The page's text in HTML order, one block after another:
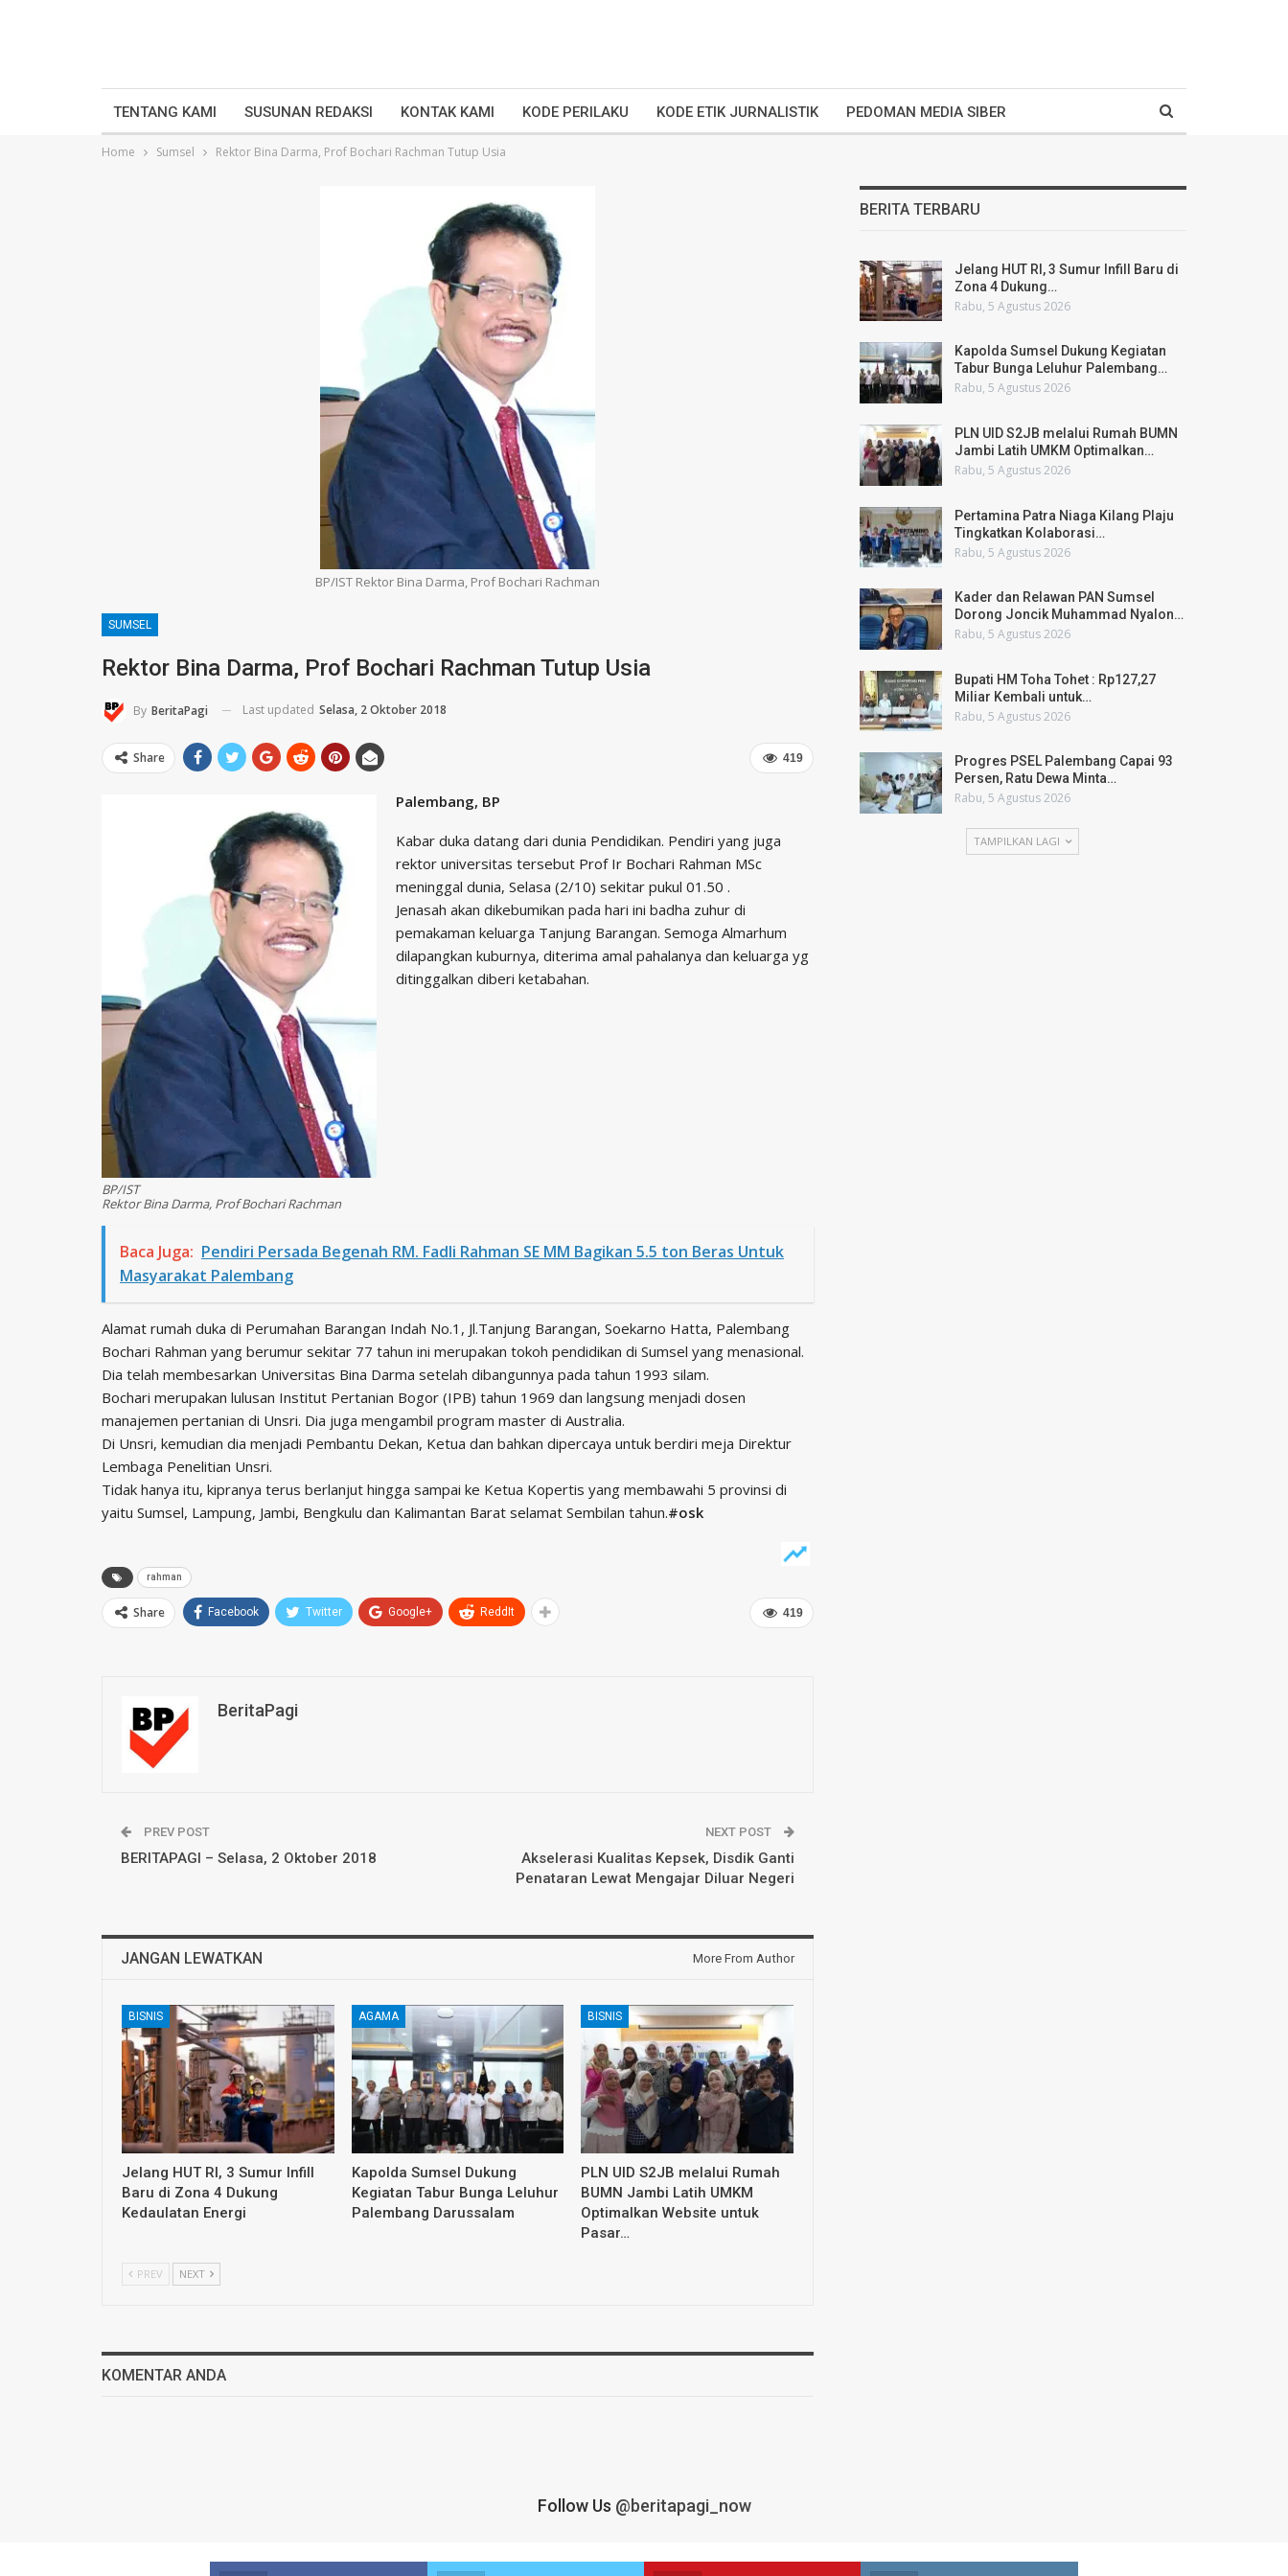
TENTANG KAMI SUSUNAN REDAKSI KONTAK KAMI KODE PERILAKU KODE ETIK JURNALISTIK PEDOMAN MEDIA SIBER
Home Sumsel Rektor Bina Darma, Prof Bochari Rachman Tutup Usia
BP/IST Rektor Bina Darma, Prof Bochari Rachman
SUMSEL
Rektor Bina Darma, Prof Bochari Rachman Tutup Usia
By BeritaPagi Last updated Selasa, 2 Oktober 2018
419
Share
BP/IST
Rektor Bina Darma, Prof Bochari Rachman
Palembang, BP
Kabar duka datang dari dunia Pendidikan. Pendiri yang juga
rektor universitas tersebut Prof Ir Bochari Rahman MSc
meninggal dunia, Selasa (2/10) sekitar pukul 01.50 .
Jenasah akan dikebumikan pada hari ini badha zuhur di
pemakaman keluarga Tanjung Barangan. Semoga Almarhum
dilapangkan kuburnya, diterima amal pahalanya dan keluarga yg
ditinggalkan diberi ketabahan.
Baca Juga: Pendiri Persada Begenah RM. Fadli Rahman SE MM Bagikan 5.5 ton Beras Untuk
Masyarakat Palembang
Alamat rumah duka di Perumahan Barangan Indah No.1, Jl.Tanjung Barangan, Soekarno Hatta, Palembang
Bochari Rahman yang berumur sekitar 77 tahun ini merupakan tokoh pendidikan di Sumsel yang menasional.
Dia telah membesarkan Universitas Bina Darma setelah dibangunnya pada tahun 1993 silam.
Bochari merupakan lulusan Institut Pertanian Bogor (IPB) tahun 1969 dan langsung menjadi dosen
manajemen pertanian di Unsri. Dia juga mengambil program master di Australia.
Di Unsri, kemudian dia menjadi Pembantu Dekan, Ketua dan bahkan dipercaya untuk berdiri meja Direktur
Lembaga Penelitian Unsri.
Tidak hanya itu, kipranya terus berlanjut hingga sampai ke Ketua Kopertis yang membawahi 5 provinsi di
yaitu Sumsel, Lampung, Jambi, Bengkulu dan Kalimantan Barat selamat Sembilan tahun.#osk
rahman
419
Share Facebook Twitter Google+ ReddIt
BeritaPagi
PREV POST
BERITAPAGI – Selasa, 2 Oktober 2018
NEXT POST
Akselerasi Kualitas Kepsek, Disdik Ganti
Penataran Lewat Mengajar Diluar Negeri
JANGAN LEWATKAN More From Author
BISNIS
Jelang HUT RI, 3 Sumur Infill
Baru di Zona 4 Dukung
Kedaulatan Energi
AGAMA
Kapolda Sumsel Dukung
Kegiatan Tabur Bunga Leluhur
Palembang Darussalam
BISNIS
PLN UID S2JB melalui Rumah
BUMN Jambi Latih UMKM
Optimalkan Website untuk
Pasar…
PREV NEXT
KOMENTAR ANDA
BERITA TERBARU
Jelang HUT RI, 3 Sumur Infill Baru di
Zona 4 Dukung…
Rabu, 5 Agustus 2026
Kapolda Sumsel Dukung Kegiatan
Tabur Bunga Leluhur Palembang…
Rabu, 5 Agustus 2026
PLN UID S2JB melalui Rumah BUMN
Jambi Latih UMKM Optimalkan…
Rabu, 5 Agustus 2026
Pertamina Patra Niaga Kilang Plaju
Tingkatkan Kolaborasi…
Rabu, 5 Agustus 2026
Kader dan Relawan PAN Sumsel
Dorong Joncik Muhammad Nyalon…
Rabu, 5 Agustus 2026
Bupati HM Toha Tohet : Rp127,27
Miliar Kembali untuk…
Rabu, 5 Agustus 2026
Progres PSEL Palembang Capai 93
Persen, Ratu Dewa Minta…
Rabu, 5 Agustus 2026
TAMPILKAN LAGI
Follow Us @beritapagi_now